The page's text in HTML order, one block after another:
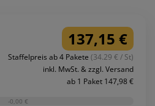
137,15 €
Staffelpreis ab 4 Pakete (34.29 € / St)
inkl. MwSt. & zzgl. Versand
ab 1 Paket 147,98 €
-0,00 €